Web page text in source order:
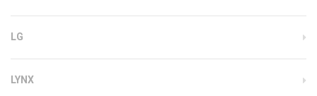
LG
LYNX